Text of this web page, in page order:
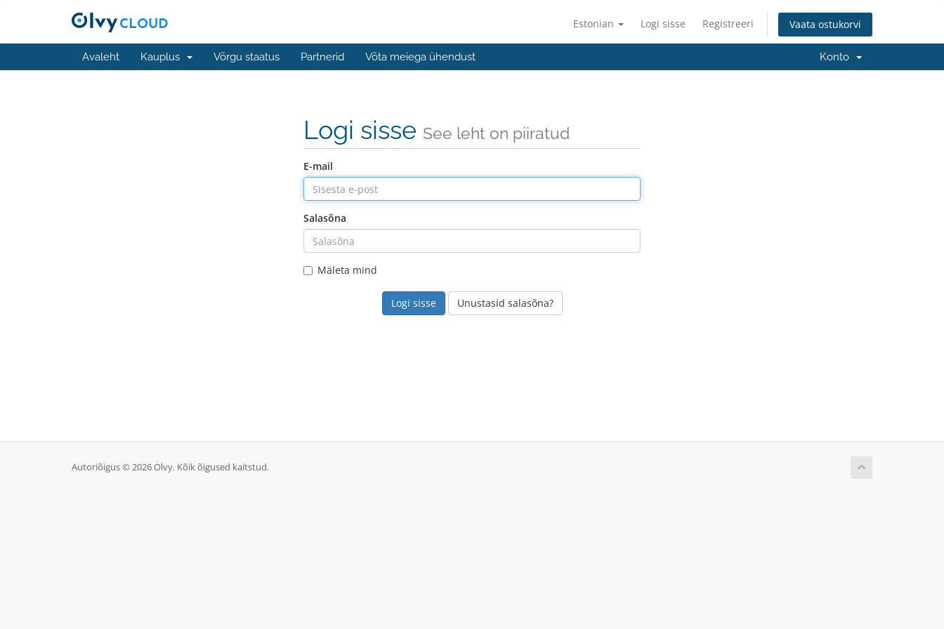
Estonian Logi sisse Registreeri Vaata ostukorvi
Avaleht Kauplus Võrgu staatus Partnerid Võta meiega ühendust Konto
Logi sisse See leht on piiratud
E-mail
Salasõna
Mäleta mind
Unustasid salasõna?
Autoriõigus © 2026 Olvy. Kõik õigused kaitstud.